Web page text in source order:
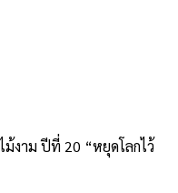
ม้งาม ปีที่ 20 “หยุดโลกไว้